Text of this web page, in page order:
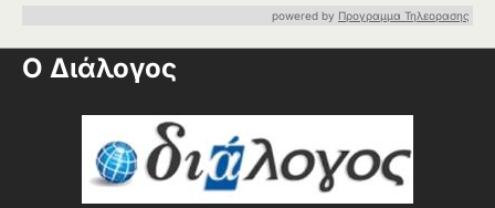
powered by Προγραμμα Τηλεορασης
Ο Διάλογος